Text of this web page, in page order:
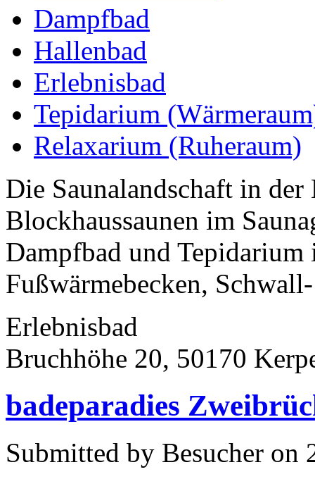
Dampfbad
Hallenbad
Erlebnisbad
Tepidarium
Relaxarium (Ruheraum)
Die Saunalandschaft in
Blockhaussaunen im
Dampfbad und
Fußwärmebecken,
Erlebnisbad
Bruchhöhe 20, 50170
badeparadies
Submitted by Besucher on